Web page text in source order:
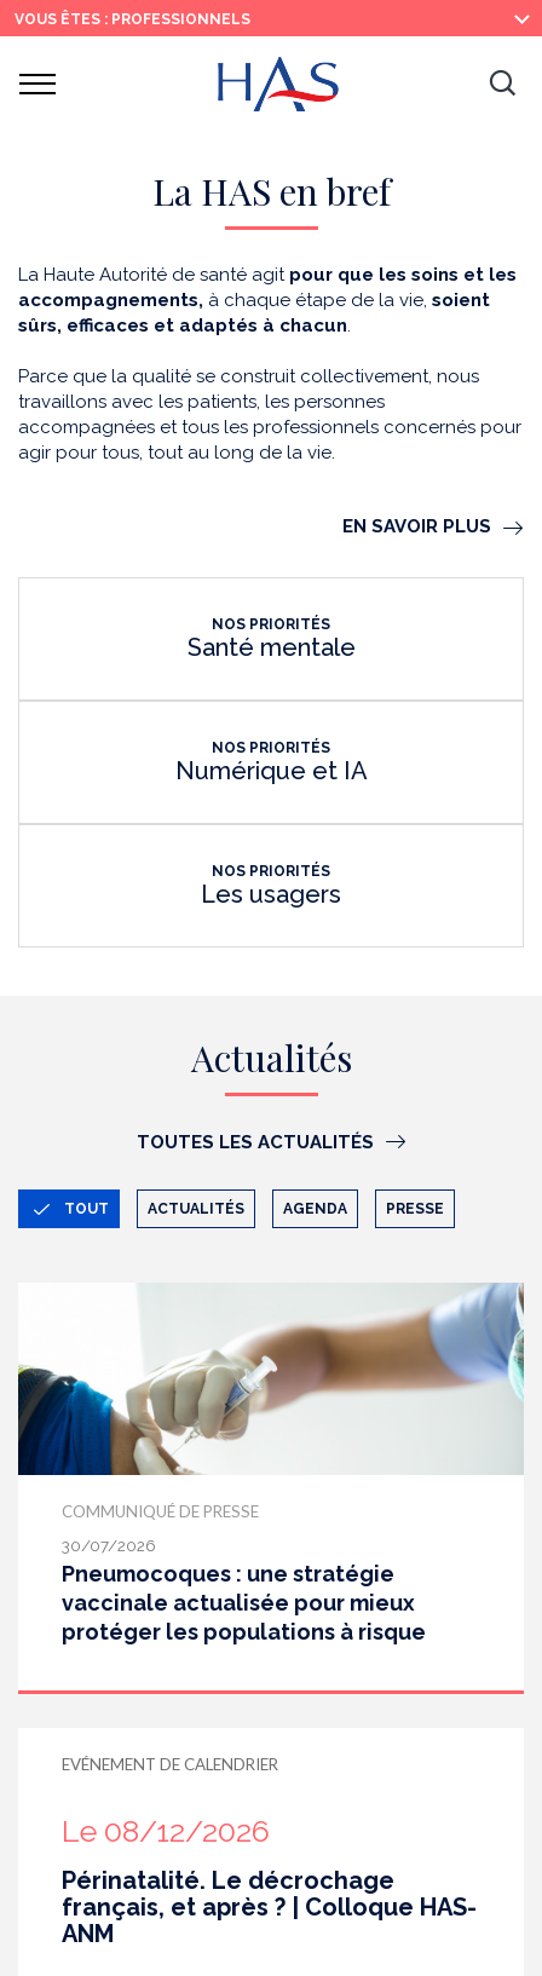
Recherche
Menu
principal
Contenu
principal
VOUS ÊTES : PROFESSIONNELS
Ouvrir
La HAS en bref
La Haute Autorité de santé agit pour que les soins et les
accompagnements, à chaque étape de la vie, soient
sûrs, efficaces et adaptés à chacun.
Parce que la qualité se construit collectivement, nous
travaillons avec les patients, les personnes
accompagnées et tous les professionnels concernés pour
agir pour tous, tout au long de la vie.
EN SAVOIR PLUS
NOS PRIORITÉS
Santé mentale
NOS PRIORITÉS
Numérique et IA
NOS PRIORITÉS
Les usagers
Actualités
TOUTES LES ACTUALITÉS
TOUT ACTUALITÉS AGENDA PRESSE
COMMUNIQUÉ DE PRESSE
30/07/2026
Pneumocoques : une stratégie
vaccinale actualisée pour mieux
protéger les populations à risque
EVÉNEMENT DE CALENDRIER
Le 08/12/2026
Périnatalité. Le décrochage
français, et après ? | Colloque HAS-
ANM